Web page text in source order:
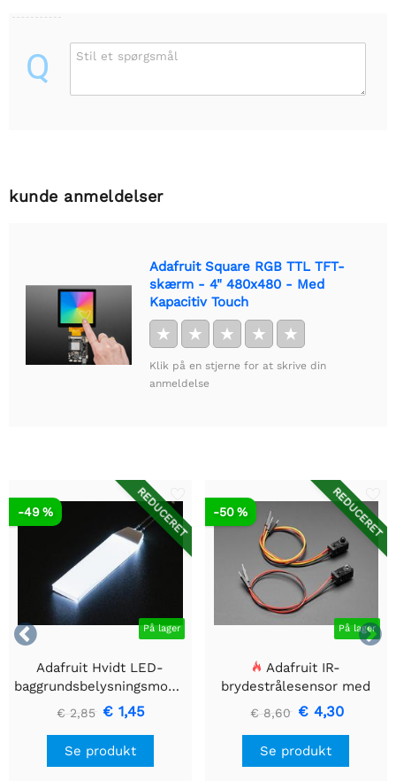
Q Stil et spørgsmål
kunde anmeldelser
Adafruit Square RGB TTL TFT-
skærm - 4" 480x480 - Med
Kapacitiv Touch
★ ★ ★ ★ ★
Klik på en stjerne for at skrive din
anmeldelse


REDUCERET
På lager
-49 %
Adafruit Hvidt LED-
baggrundsbelysningsmodul
- Lille 12mm x 40mm
€ 2,85 € 1,45
Se produkt
REDUCERET
På lager
-50 %
Adafruit IR-
brydestrålesensor med
premium ledningsstuds -
5 mm LED'er
€ 8,60 € 4,30
Se produkt